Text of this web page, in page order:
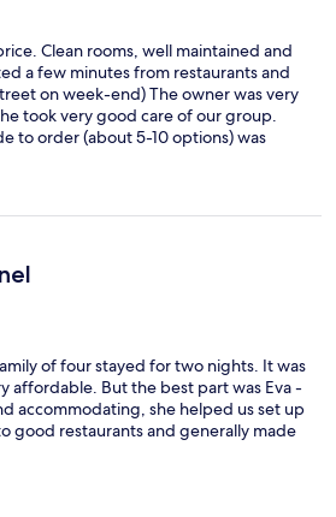
Clean rooms, well maintained and
a few minutes from restaurants and
on week-end) The owner was very
took very good care of our group.
to order (about 5-10 options) was
with fresh fruits. Kids (and adults)
pancake!!
of four stayed for two nights. It was
affordable. But the best part was Eva -
accommodating, she helped us set up
good restaurants and generally made